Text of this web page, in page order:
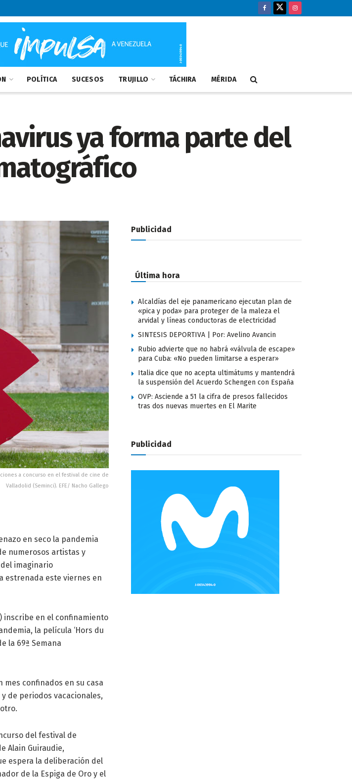
POLÍTICA SUCESOS TRUJILLO TÁCHIRA MÉRIDA
ya forma parte del
a concurso en el festival de cine de
Valladolid (Seminci). EFE/ Nacho Gallego
en seco la pandemia
numerosos artistas y
imaginario
estrenada este viernes en
inscribe en el confinamiento
la película ‘Hors du
la 69ª Semana
mes confinados en su casa
de periodos vacacionales,
del festival de
Alain Guiraudie,
espera la deliberación del
de la Espiga de Oro y el
Publicidad
Última hora
Alcaldías del eje panamericano ejecutan plan de
«pica y poda» para proteger de la maleza el
arvidal y líneas conductoras de electricidad
SINTESIS DEPORTIVA | Por: Avelino Avancin
Rubio advierte que no habrá «válvula de escape»
para Cuba: «No pueden limitarse a esperar»
Italia dice que no acepta ultimátums y mantendrá
la suspensión del Acuerdo Schengen con España
OVP: Asciende a 51 la cifra de presos fallecidos
tras dos nuevas muertes en El Marite
Publicidad